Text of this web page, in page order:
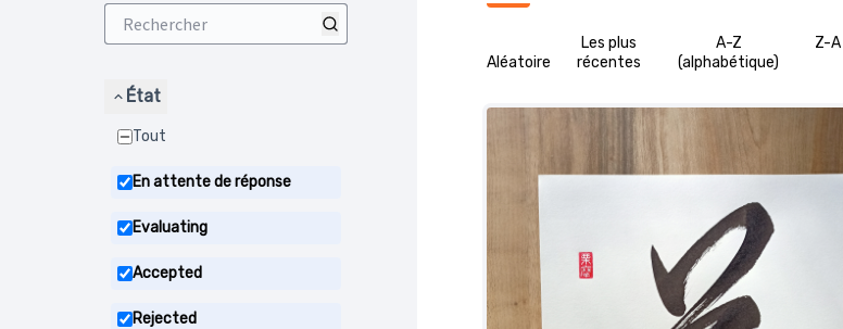
État
Tout
En attente de réponse
Evaluating
Accepted
Rejected
Aléatoire
Les plus
récentes
A-Z
(alphabétique)
Z-